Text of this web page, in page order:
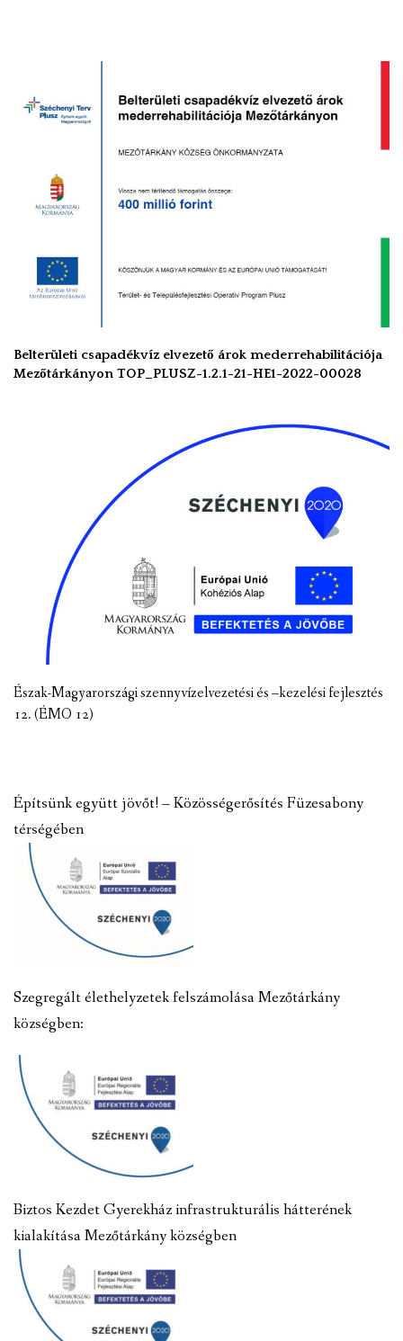
Belterületi csapadékvíz elvezető árok mederrehabilitációja
Mezőtárkányon TOP_PLUSZ-1.2.1-21-HE1-2022-00028
Észak-Magyarországi szennyvízelvezetési és –kezelési fejlesztés
12. (ÉMO 12)
Építsünk együtt jövőt! – Közösségerősítés Füzesabony
térségében
Szegregált élethelyzetek felszámolása Mezőtárkány
községben:
Biztos Kezdet Gyerekház infrastrukturális hátterének
kialakítása Mezőtárkány községben